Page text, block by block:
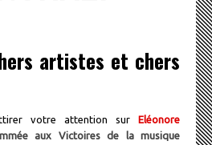
artistes et chers
votre attention sur
Eléonore
aux Victoires de la musique